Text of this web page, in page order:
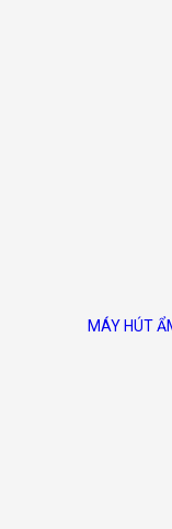
MÁY HÚT